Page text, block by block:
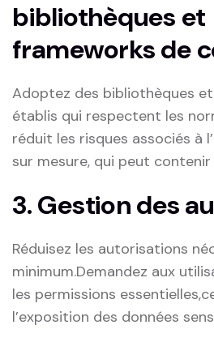
bibliothèques‌ et
frameworks de
Adoptez des bibliothèques
établis qui respectent​ les
réduit les risques associés à
sur mesure, qui peut
3. Gestion des
Réduisez les autorisations
minimum.Demandez ​aux
les permissions
l’exposition ‌des données